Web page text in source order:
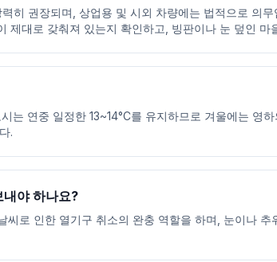
히 권장되며, 상업용 및 시외 차량에는 법적으로 의
제대로 갖춰져 있는지 확인하고, 빙판이나 눈 덮인 마
는 연중 일정한 13~14°C를 유지하므로 겨울에는 영
.
내야 하나요?
씨로 인한 열기구 취소의 완충 역할을 하며, 눈이나